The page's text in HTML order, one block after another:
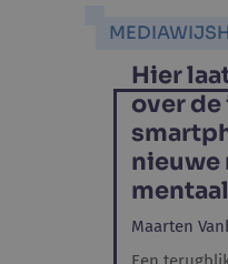
Hier
over
nieuwe
Maarten